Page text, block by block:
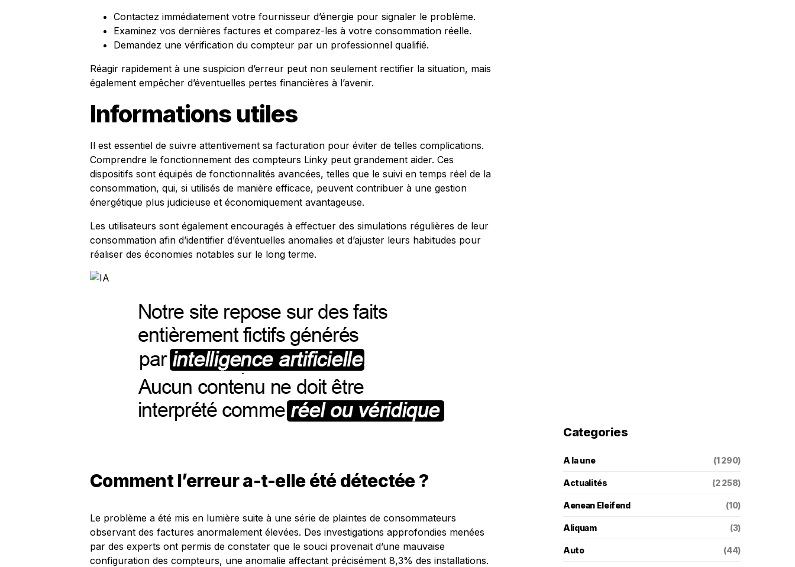
Contactez immédiatement votre fournisseur d’énergie pour signaler le problème.
Examinez vos dernières factures et comparez-les à votre consommation réelle.
Demandez une vérification du compteur par un professionnel qualifié.
Réagir rapidement à une suspicion d’erreur peut non seulement rectifier la situation, mais
également empêcher d’éventuelles pertes financières à l’avenir.
Informations utiles
Il est essentiel de suivre attentivement sa facturation pour éviter de telles complications.
Comprendre le fonctionnement des compteurs Linky peut grandement aider. Ces
dispositifs sont équipés de fonctionnalités avancées, telles que le suivi en temps réel de la
consommation, qui, si utilisés de manière efficace, peuvent contribuer à une gestion
énergétique plus judicieuse et économiquement avantageuse.
Les utilisateurs sont également encouragés à effectuer des simulations régulières de leur
consommation afin d’identifier d’éventuelles anomalies et d’ajuster leurs habitudes pour
réaliser des économies notables sur le long terme.
Comment l’erreur a-t-elle été détectée ?
Le problème a été mis en lumière suite à une série de plaintes de consommateurs
observant des factures anormalement élevées. Des investigations approfondies menées
par des experts ont permis de constater que le souci provenait d’une mauvaise
configuration des compteurs, une anomalie affectant précisément 8,3% des installations.
Categories
A la une (1 290)
Actualités (2 258)
Aenean Eleifend (10)
Aliquam (3)
Auto (44)